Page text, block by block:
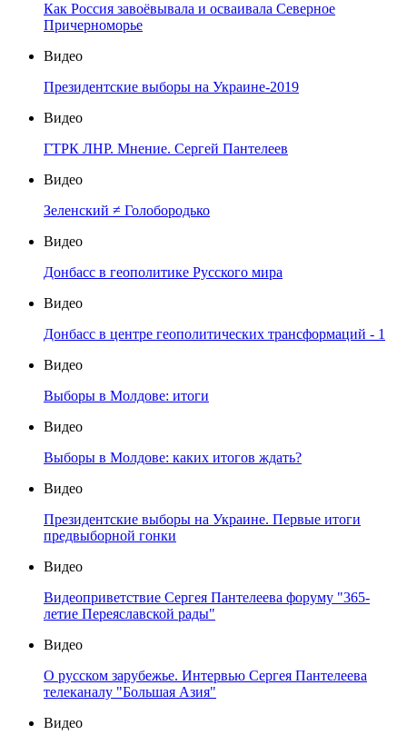
Как Россия завоёвывала и осваивала Северное
Причерноморье
Видео
Президентские выборы на Украине-2019
Видео
ГТРК ЛНР. Мнение. Сергей Пантелеев
Видео
Зеленский ≠ Голобородько
Видео
Донбасс в геополитике Русского мира
Видео
Донбасс в центре геополитических трансформаций - 1
Видео
Выборы в Молдове: итоги
Видео
Выборы в Молдове: каких итогов ждать?
Видео
Президентские выборы на Украине. Первые итоги
предвыборной гонки
Видео
Видеоприветствие Сергея Пантелеева форуму "365-
летие Переяславской рады"
Видео
О русском зарубежье. Интервью Сергея Пантелеева
телеканалу "Большая Азия"
Видео